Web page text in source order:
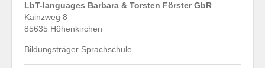
LbT-languages Barbara & Torsten Förster GbR
Kainzweg 8
85635 Höhenkirchen
Bildungsträger Sprachschule